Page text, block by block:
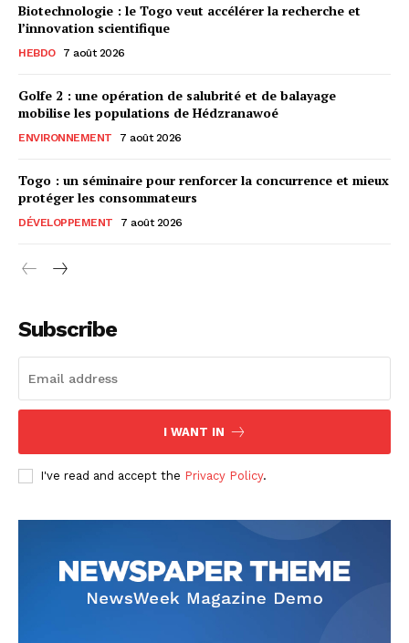
Biotechnologie : le Togo veut accélérer la recherche et
l’innovation scientifique
HEBDO 7 août 2026
Golfe 2 : une opération de salubrité et de balayage
mobilise les populations de Hédzranawoé
ENVIRONNEMENT 7 août 2026
Togo : un séminaire pour renforcer la concurrence et mieux
protéger les consommateurs
DÉVELOPPEMENT 7 août 2026
Subscribe
I WANT IN
I've read and accept the Privacy Policy.